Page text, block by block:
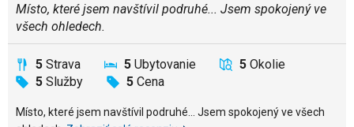
Místo, které jsem navštívil podruhé... Jsem spokojený ve
všech ohledech.
5 Strava 5 Ubytovanie 5 Okolie
5 Služby 5 Cena
Místo, které jsem navštívil podruhé... Jsem spokojený ve všech